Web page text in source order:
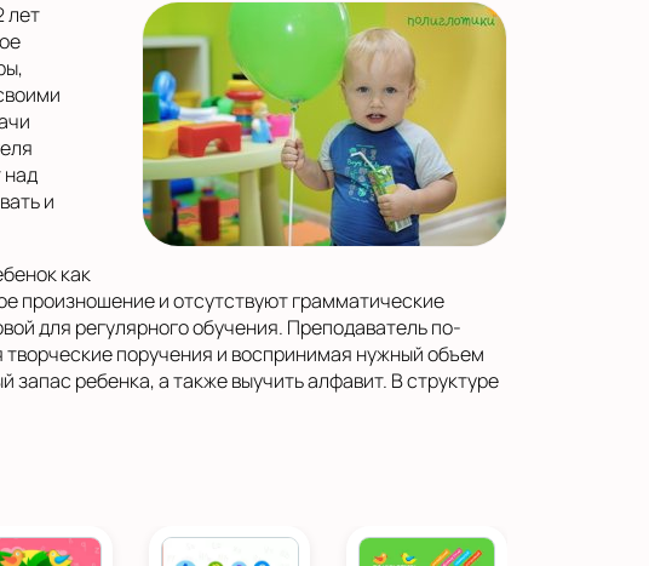
лет
над
и
как
произношение и отсутствуют грамматические
для регулярного обучения. Преподаватель по-
поручения и воспринимая нужный объем
запас ребенка, а также выучить алфавит. В структуре